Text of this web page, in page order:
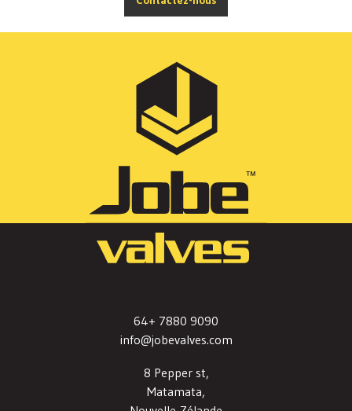
64+ 7880 9090
info@jobevalves.com
8 Pepper st,
Matamata,